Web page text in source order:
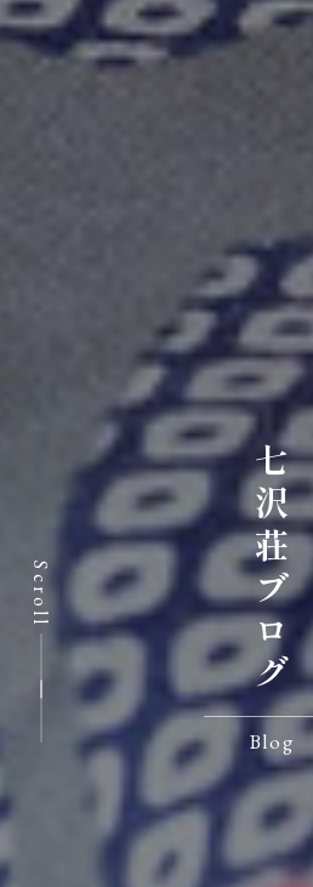
七沢荘ブログ
Blog
Scroll